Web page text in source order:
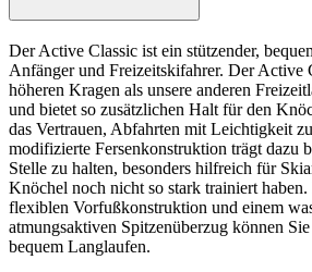
Der Active Classic ist ein stützender,
Anfänger und Freizeitskifahrer. Der Active
höheren Kragen als unsere anderen
und bietet so zusätzlichen Halt für den
das Vertrauen, Abfahrten mit Leichtigkeit
modifizierte Fersenkonstruktion trägt dazu
Stelle zu halten, besonders hilfreich für
Knöchel noch nicht so stark trainiert
flexiblen Vorfußkonstruktion und einem
atmungsaktiven Spitzenüberzug können
bequem Langlaufen.